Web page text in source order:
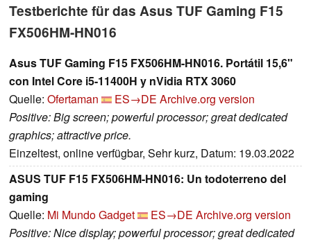
Testberichte für das Asus TUF Gaming F15
FX506HM-HN016
Asus TUF Gaming F15 FX506HM-HN016. Portátil 15,6"
con Intel Core i5-11400H y nVidia RTX 3060
Quelle: Ofertaman ES→DE Archive.org version
Positive: Big screen; powerful processor; great dedicated
graphics; attractive price.
Einzeltest, online verfügbar, Sehr kurz, Datum: 19.03.2022
ASUS TUF F15 FX506HM-HN016: Un todoterreno del
gaming
Quelle: Mi Mundo Gadget ES→DE Archive.org version
Positive: Nice display; powerful processor; great dedicated